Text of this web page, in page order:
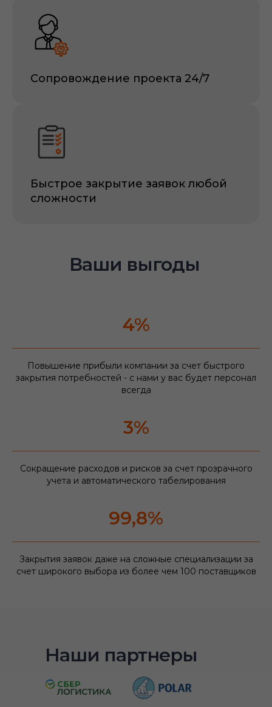
Сопровождение проекта 24/7
Быстрое закрытие заявок любой
сложности
Ваши выгоды
4%
Повышение прибыли компании за счет быстрого
закрытия потребностей - с нами у вас будет персонал
всегда
3%
Сокращение расходов и рисков за счет прозрачного
учета и автоматического табелирования
99,8%
Закрытия заявок даже на сложные специализации за
счет широкого выбора из более чем 100 поставщиков
Наши партнеры